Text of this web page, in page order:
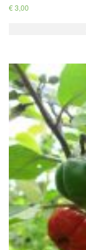
€3,00